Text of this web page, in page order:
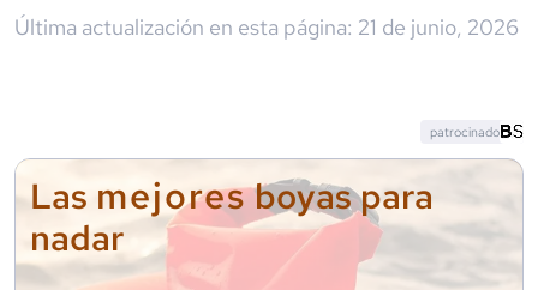
Última actualización en esta página: 21 de junio, 2026
Las mejoresboyas para
nadar
patrocinado